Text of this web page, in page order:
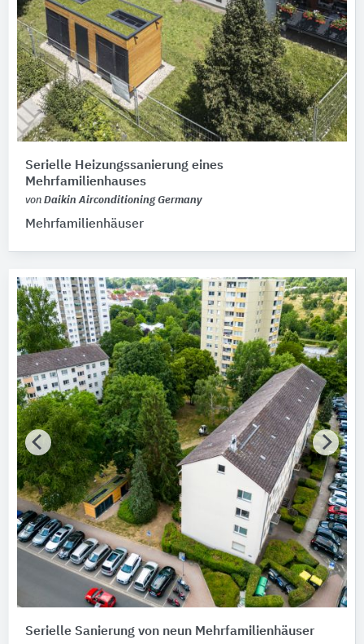
Serielle Heizungssanierung eines
Mehrfamilienhauses
von Daikin Airconditioning Germany
Mehrfamilienhäuser
Serielle Sanierung von neun Mehrfamilienhäuser